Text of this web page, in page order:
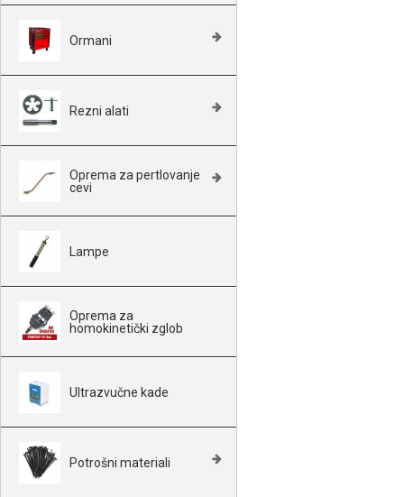
Ormani
Rezni alati
Oprema za pertlovanje
cevi
Lampe
Oprema za
homokinetički zglob
Ultrazvučne kade
Potrošni materiali